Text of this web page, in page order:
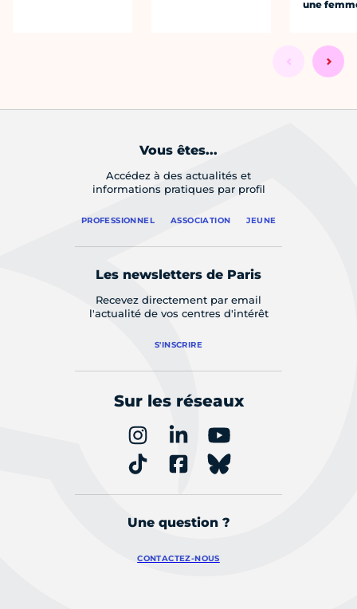
une
Vous êtes...
Accédez à des actualités et
informations pratiques par profil
PROFESSIONNEL ASSOCIATION JEUNE
Les newsletters de Paris
Recevez directement par email
l'actualité de vos centres d'intérêt
S'INSCRIRE
Sur les réseaux
Une question ?
CONTACTEZ-NOUS